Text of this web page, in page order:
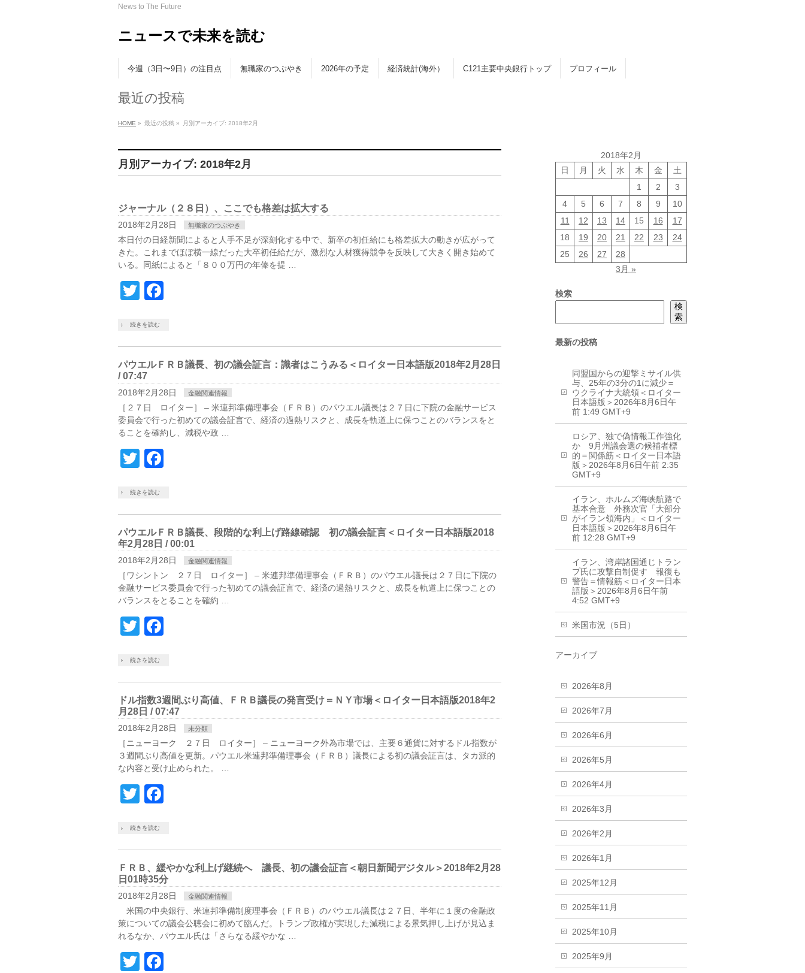
News to The Future
ニュースで未来を読む
今週（3日〜9日）の注目点 無職家のつぶやき 2026年の予定 経済統計(海外） C121主要中央銀行トップ プロフィール
最近の投稿
HOME » 最近の投稿 » 月別アーカイブ: 2018年2月
月別アーカイブ: 2018年2月
ジャーナル（２８日）、ここでも格差は拡大する
2018年2月28日 無職家のつぶやき
本日付の日経新聞によると人手不足が深刻化する中で、新卒の初任給にも格差拡大の動きが広がって
きた。これまでほぼ横一線だった大卒初任給だが、激烈な人材獲得競争を反映して大きく開き始めて
いる。同紙によると「８００万円の年俸を提 …
Twitter
続きを読む
パウエルＦＲＢ議長、初の議会証言：識者はこうみる＜ロイター日本語版2018年2月28日
/ 07:47
2018年2月28日 金融関連情報
［２７日 ロイター］ – 米連邦準備理事会（ＦＲＢ）のパウエル議長は２７日に下院の金融サービス
委員会で行った初めての議会証言で、経済の過熱リスクと、成長を軌道上に保つことのバランスをと
ることを確約し、減税や政 …
Twitter
続きを読む
パウエルＦＲＢ議長、段階的な利上げ路線確認 初の議会証言＜ロイター日本語版2018
年2月28日 / 00:01
2018年2月28日 金融関連情報
［ワシントン ２７日 ロイター］ – 米連邦準備理事会（ＦＲＢ）のパウエル議長は２７日に下院の
金融サービス委員会で行った初めての議会証言で、経済の過熱リスクと、成長を軌道上に保つことの
バランスをとることを確約 …
Twitter
続きを読む
ドル指数3週間ぶり高値、ＦＲＢ議長の発言受け＝ＮＹ市場＜ロイター日本語版2018年2
月28日 / 07:47
2018年2月28日 未分類
［ニューヨーク ２７日 ロイター］ – ニューヨーク外為市場では、主要６通貨に対するドル指数が
３週間ぶり高値を更新。パウエル米連邦準備理事会（ＦＲＢ）議長による初の議会証言は、タカ派的
な内容と受け止められた。 …
Twitter
続きを読む
ＦＲＢ、緩やかな利上げ継続へ 議長、初の議会証言＜朝日新聞デジタル＞2018年2月28
日01時35分
2018年2月28日 金融関連情報
米国の中央銀行、米連邦準備制度理事会（ＦＲＢ）のパウエル議長は２７日、半年に１度の金融政
策についての議会公聴会に初めて臨んだ。トランプ政権が実現した減税による景気押し上げが見込ま
れるなか、パウエル氏は「さらなる緩やかな …
Twitter
2018年2月
日
月 火 水 木 金
土
1
2
3
4
5 6 7 8 9
10
11
12 13 14 15 16
17
18
19 20 21 22 23
24
25
26 27
28
3月 »
検索
検
索
最新の投稿
同盟国からの迎撃ミサイル供
与、25年の3分の1に減少＝
ウクライナ大統領＜ロイター
日本語版＞2026年8月6日午
前 1:49 GMT+9
ロシア、独で偽情報工作強化
か 9月州議会選の候補者標
的＝関係筋＜ロイター日本語
版＞2026年8月6日午前 2:35
GMT+9
イラン、ホルムズ海峡航路で
基本合意 外務次官「大部分
がイラン領海内」＜ロイター
日本語版＞2026年8月6日午
前 12:28 GMT+9
イラン、湾岸諸国通じトラン
プ氏に攻撃自制促す 報復も
警告＝情報筋＜ロイター日本
語版＞2026年8月6日午前
4:52 GMT+9
米国市況（5日）
アーカイブ
2026年8月
2026年7月
2026年6月
2026年5月
2026年4月
2026年3月
2026年2月
2026年1月
2025年12月
2025年11月
2025年10月
2025年9月